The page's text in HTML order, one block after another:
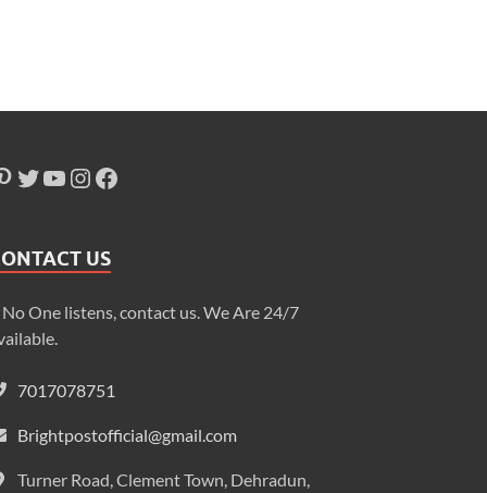
US
One listens, contact us. We Are 24/7
7017078751
Brightpostofficial@gmail.com
Turner Road, Clement Town, Dehradun,